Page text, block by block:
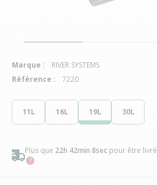
11L 16L 19L 30L
Plus que 22h 42min 7sec pour être
Marque :
RIVER SYSTEMS
Référence :
7220